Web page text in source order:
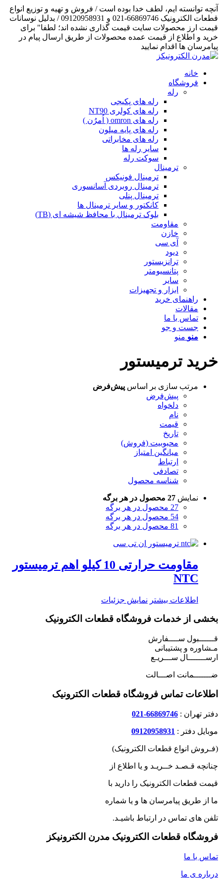
آنچه توانسته ایم، لطف خدا بوده است / فروش و تهیه و توزیع انواع
قطعات الکترونیک 66869746-021 و 09120958931 / بدلیل نوسانات
قیمت ارز محصولات سایت قیمت گذاری نشده اند؛ لطفا" برای
خرید و اطلاع از قیمت عمده محصولات از طریق ارسال پیام در
پیامرسان ها اقدام نمایید
خانه
فروشگاه
رله
رله های پکیجی
رله های کولری NT90
رله های omron ( اُمرُن )
رله های پایه میلون
رله های مخابراتی
سایر رله ها
سوکت رله
ترمینال
ترمینال فونیکس
ترمینال روبردی آسانسوری
ترمینال پنلی
کانکتور و سایر ترمینال ها
بلوک ترمینال با محافظ شیشه ای (TB)
مقاومت
خازن
آی سی
دیود
ترانزیستور
پتانسیومتر
سایر
ابزار و تجهیزات
راهنمای خرید
مقالات
تماس با ما
جست و جو
منو منو
خرید ترمیستور
مرتب سازی بر اساس پیش‌فرض
پیش‌فرض
دلخواه
نام
قیمت
تاریخ
محبوبیت (فروش)
میانگین امتیاز
ارتباط
تصادفی
شناسه محصول
نمایش 27 محصول در هر برگه
27 محصول در هر برگه
54 محصول در هر برگه
81 محصول در هر برگه
مقاومت حرارتی 10 کیلو اهم ترمیستور
NTC
اطلاعات بیشتر نمایش جزئیات
بخشی از خدمات فروشگاه قطعات الکترونیک
قــــــبول ســــفارش
مـشاوره و پشتیبانی
ارســـــــال ســـریـع
ضـــــــمانت اصـــالت
اطلاعات تماس فروشگاه قطعات الکترونیک
دفتر تهران : 66869746-021
موبایل دفتر : 09120958931
(فـروش انواع قطعات الکترونیک)
چنانچه قـصـد خــریـد و یا اطلاع از
قیمت قطعات الکترونیک را دارید با
ما از طریق پیامرسان ها و یا شماره
تلفن های تماس در ارتباط باشیـد.
فروشگاه قطعات الکترونیک مدرن الکترونیکز
تماس با ما
درباره ی ما